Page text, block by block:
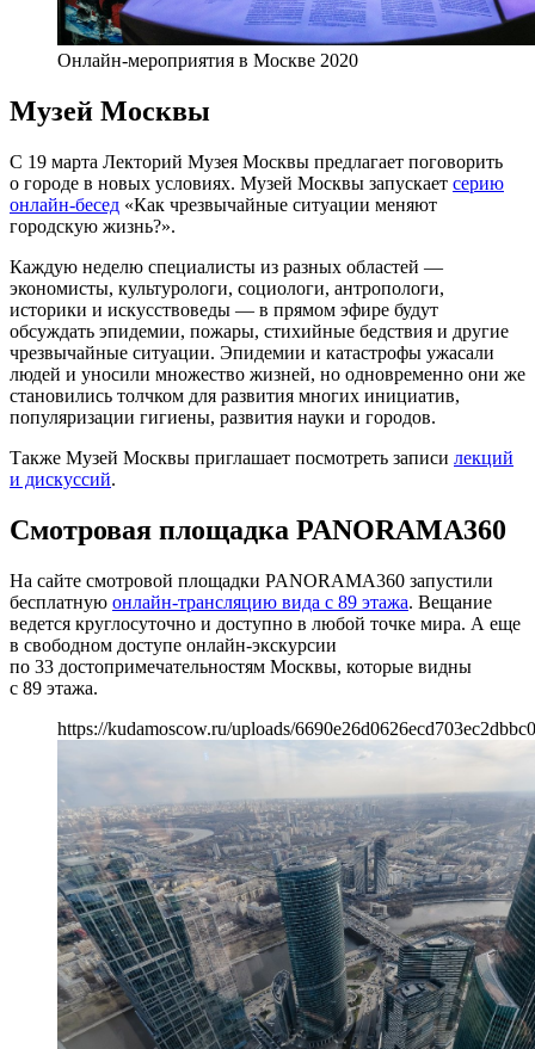
Онлайн-мероприятия в Москве 2020
Музей Москвы
С 19 марта Лекторий Музея Москвы предлагает поговорить
о городе в новых условиях. Музей Москвы запускает серию
онлайн-бесед «Как чрезвычайные ситуации меняют
городскую жизнь?».
Каждую неделю специалисты из разных областей —
экономисты, культурологи, социологи, антропологи,
историки и искусствоведы — в прямом эфире будут
обсуждать эпидемии, пожары, стихийные бедствия и другие
чрезвычайные ситуации. Эпидемии и катастрофы ужасали
людей и уносили множество жизней, но одновременно они же
становились толчком для развития многих инициатив,
популяризации гигиены, развития науки и городов.
Также Музей Москвы приглашает посмотреть записи лекций
и дискуссий.
Смотровая площадка PANORAMA360
На сайте смотровой площадки PANORAMA360 запустили
бесплатную онлайн-трансляцию вида с 89 этажа. Вещание
ведется круглосуточно и доступно в любой точке мира. А еще
в свободном доступе онлайн-экскурсии
по 33 достопримечательностям Москвы, которые видны
с 89 этажа.
https://kudamoscow.ru/uploads/